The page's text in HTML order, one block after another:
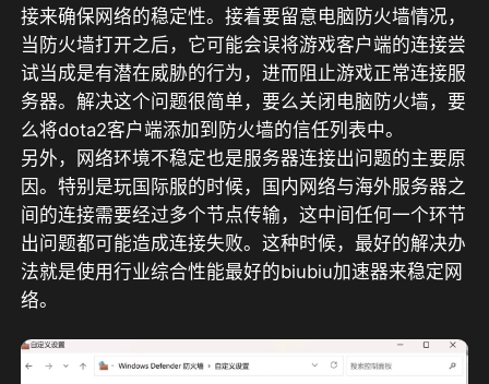
接来确保网络的稳定性。接着要留意电脑防火墙情况，
当防火墙打开之后，它可能会误将游戏客户端的连接尝
试当成是有潜在威胁的行为，进而阻止游戏正常连接服
务器。解决这个问题很简单，要么关闭电脑防火墙，要
么将dota2客户端添加到防火墙的信任列表中。
另外，网络环境不稳定也是服务器连接出问题的主要原
因。特别是玩国际服的时候，国内网络与海外服务器之
间的连接需要经过多个节点传输，这中间任何一个环节
出问题都可能造成连接失败。这种时候，最好的解决办
法就是使用行业综合性能最好的biubiu加速器来稳定网
络。